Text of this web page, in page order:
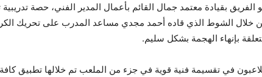
الفريق بقيادة معتمد جمال القائم بأعمال المدير الفني، حصة
خلال الشوط الذي قاده أحمد مجدي مساعد المدرب على تحريك
بإنهاء الهجمة بشكل سليم.
في تقسيمة فنية قوية في جزء من الملعب تم خلالها تطبيق كافة